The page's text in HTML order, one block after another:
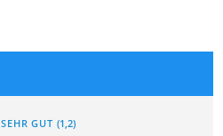
SEHR GUT (1,2)